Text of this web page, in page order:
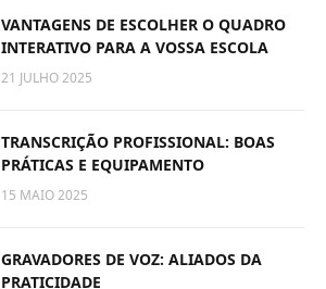
VANTAGENS DE ESCOLHER O QUADRO
INTERATIVO PARA A VOSSA ESCOLA
21 JULHO 2025
TRANSCRIÇÃO PROFISSIONAL: BOAS
PRÁTICAS E EQUIPAMENTO
15 MAIO 2025
GRAVADORES DE VOZ: ALIADOS DA
PRATICIDADE